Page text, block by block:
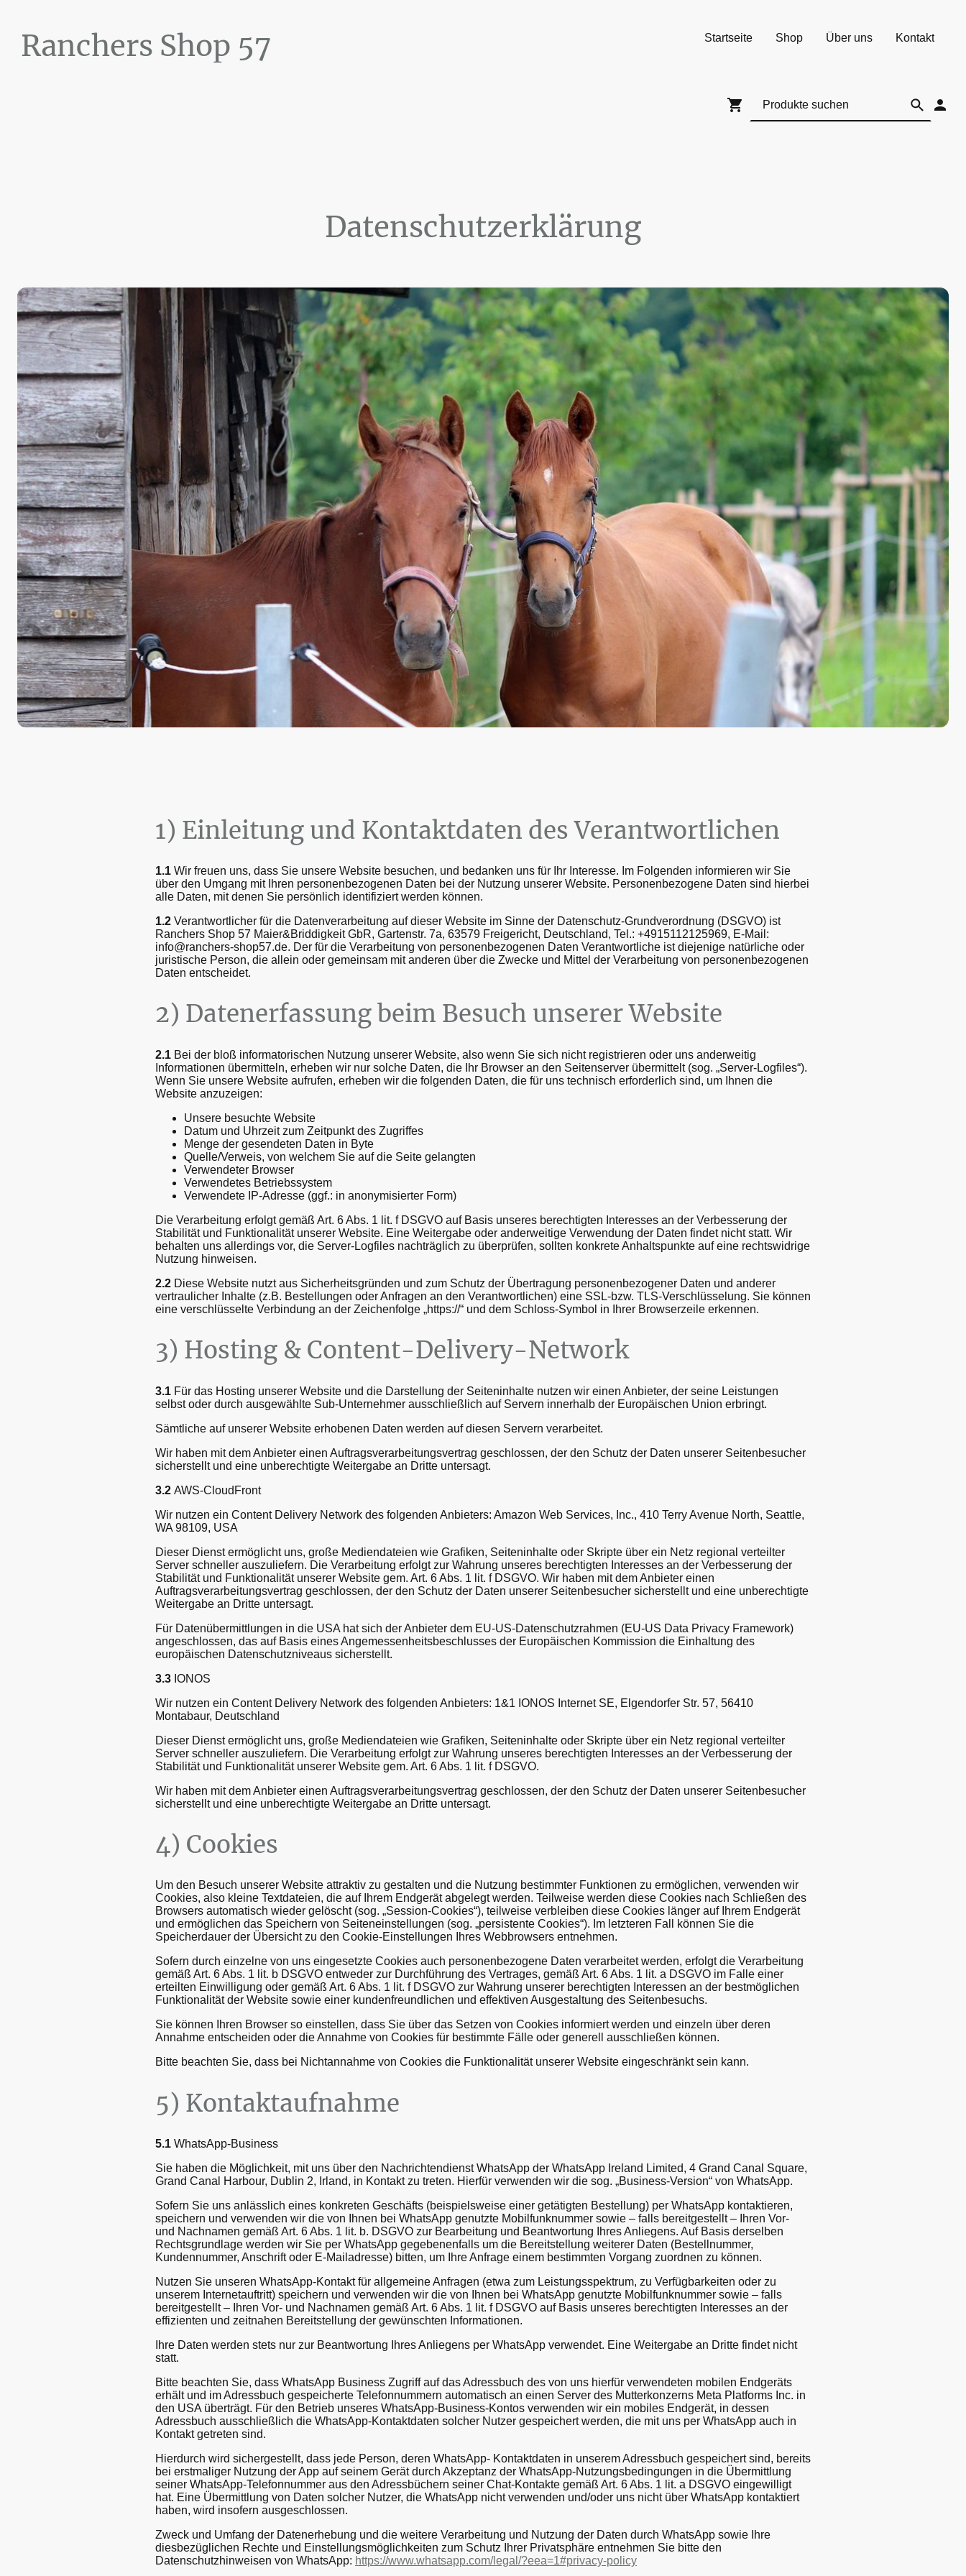
Ranchers Shop 57
Startseite Shop Über uns Kontakt
Datenschutzerklärung
1) Einleitung und Kontaktdaten des Verantwortlichen
1.1 Wir freuen uns, dass Sie unsere Website besuchen, und bedanken uns für Ihr Interesse. Im Folgenden informieren wir Sie
über den Umgang mit Ihren personenbezogenen Daten bei der Nutzung unserer Website. Personenbezogene Daten sind hierbei
alle Daten, mit denen Sie persönlich identifiziert werden können.
1.2 Verantwortlicher für die Datenverarbeitung auf dieser Website im Sinne der Datenschutz-Grundverordnung (DSGVO) ist
Ranchers Shop 57 Maier&Briddigkeit GbR, Gartenstr. 7a, 63579 Freigericht, Deutschland, Tel.: +4915112125969, E-Mail:
info@ranchers-shop57.de. Der für die Verarbeitung von personenbezogenen Daten Verantwortliche ist diejenige natürliche oder
juristische Person, die allein oder gemeinsam mit anderen über die Zwecke und Mittel der Verarbeitung von personenbezogenen
Daten entscheidet.
2) Datenerfassung beim Besuch unserer Website
2.1 Bei der bloß informatorischen Nutzung unserer Website, also wenn Sie sich nicht registrieren oder uns anderweitig
Informationen übermitteln, erheben wir nur solche Daten, die Ihr Browser an den Seitenserver übermittelt (sog. „Server-Logfiles“).
Wenn Sie unsere Website aufrufen, erheben wir die folgenden Daten, die für uns technisch erforderlich sind, um Ihnen die
Website anzuzeigen:
Unsere besuchte Website
Datum und Uhrzeit zum Zeitpunkt des Zugriffes
Menge der gesendeten Daten in Byte
Quelle/Verweis, von welchem Sie auf die Seite gelangten
Verwendeter Browser
Verwendetes Betriebssystem
Verwendete IP-Adresse (ggf.: in anonymisierter Form)
Die Verarbeitung erfolgt gemäß Art. 6 Abs. 1 lit. f DSGVO auf Basis unseres berechtigten Interesses an der Verbesserung der
Stabilität und Funktionalität unserer Website. Eine Weitergabe oder anderweitige Verwendung der Daten findet nicht statt. Wir
behalten uns allerdings vor, die Server-Logfiles nachträglich zu überprüfen, sollten konkrete Anhaltspunkte auf eine rechtswidrige
Nutzung hinweisen.
2.2 Diese Website nutzt aus Sicherheitsgründen und zum Schutz der Übertragung personenbezogener Daten und anderer
vertraulicher Inhalte (z.B. Bestellungen oder Anfragen an den Verantwortlichen) eine SSL-bzw. TLS-Verschlüsselung. Sie können
eine verschlüsselte Verbindung an der Zeichenfolge „https://“ und dem Schloss-Symbol in Ihrer Browserzeile erkennen.
3) Hosting & Content-Delivery-Network
3.1 Für das Hosting unserer Website und die Darstellung der Seiteninhalte nutzen wir einen Anbieter, der seine Leistungen
selbst oder durch ausgewählte Sub-Unternehmer ausschließlich auf Servern innerhalb der Europäischen Union erbringt.
Sämtliche auf unserer Website erhobenen Daten werden auf diesen Servern verarbeitet.
Wir haben mit dem Anbieter einen Auftragsverarbeitungsvertrag geschlossen, der den Schutz der Daten unserer Seitenbesucher
sicherstellt und eine unberechtigte Weitergabe an Dritte untersagt.
3.2 AWS-CloudFront
Wir nutzen ein Content Delivery Network des folgenden Anbieters: Amazon Web Services, Inc., 410 Terry Avenue North, Seattle,
WA 98109, USA
Dieser Dienst ermöglicht uns, große Mediendateien wie Grafiken, Seiteninhalte oder Skripte über ein Netz regional verteilter
Server schneller auszuliefern. Die Verarbeitung erfolgt zur Wahrung unseres berechtigten Interesses an der Verbesserung der
Stabilität und Funktionalität unserer Website gem. Art. 6 Abs. 1 lit. f DSGVO. Wir haben mit dem Anbieter einen
Auftragsverarbeitungsvertrag geschlossen, der den Schutz der Daten unserer Seitenbesucher sicherstellt und eine unberechtigte
Weitergabe an Dritte untersagt.
Für Datenübermittlungen in die USA hat sich der Anbieter dem EU-US-Datenschutzrahmen (EU-US Data Privacy Framework)
angeschlossen, das auf Basis eines Angemessenheitsbeschlusses der Europäischen Kommission die Einhaltung des
europäischen Datenschutzniveaus sicherstellt.
3.3 IONOS
Wir nutzen ein Content Delivery Network des folgenden Anbieters: 1&1 IONOS Internet SE, Elgendorfer Str. 57, 56410
Montabaur, Deutschland
Dieser Dienst ermöglicht uns, große Mediendateien wie Grafiken, Seiteninhalte oder Skripte über ein Netz regional verteilter
Server schneller auszuliefern. Die Verarbeitung erfolgt zur Wahrung unseres berechtigten Interesses an der Verbesserung der
Stabilität und Funktionalität unserer Website gem. Art. 6 Abs. 1 lit. f DSGVO.
Wir haben mit dem Anbieter einen Auftragsverarbeitungsvertrag geschlossen, der den Schutz der Daten unserer Seitenbesucher
sicherstellt und eine unberechtigte Weitergabe an Dritte untersagt.
4) Cookies
Um den Besuch unserer Website attraktiv zu gestalten und die Nutzung bestimmter Funktionen zu ermöglichen, verwenden wir
Cookies, also kleine Textdateien, die auf Ihrem Endgerät abgelegt werden. Teilweise werden diese Cookies nach Schließen des
Browsers automatisch wieder gelöscht (sog. „Session-Cookies“), teilweise verbleiben diese Cookies länger auf Ihrem Endgerät
und ermöglichen das Speichern von Seiteneinstellungen (sog. „persistente Cookies“). Im letzteren Fall können Sie die
Speicherdauer der Übersicht zu den Cookie-Einstellungen Ihres Webbrowsers entnehmen.
Sofern durch einzelne von uns eingesetzte Cookies auch personenbezogene Daten verarbeitet werden, erfolgt die Verarbeitung
gemäß Art. 6 Abs. 1 lit. b DSGVO entweder zur Durchführung des Vertrages, gemäß Art. 6 Abs. 1 lit. a DSGVO im Falle einer
erteilten Einwilligung oder gemäß Art. 6 Abs. 1 lit. f DSGVO zur Wahrung unserer berechtigten Interessen an der bestmöglichen
Funktionalität der Website sowie einer kundenfreundlichen und effektiven Ausgestaltung des Seitenbesuchs.
Sie können Ihren Browser so einstellen, dass Sie über das Setzen von Cookies informiert werden und einzeln über deren
Annahme entscheiden oder die Annahme von Cookies für bestimmte Fälle oder generell ausschließen können.
Bitte beachten Sie, dass bei Nichtannahme von Cookies die Funktionalität unserer Website eingeschränkt sein kann.
5) Kontaktaufnahme
5.1 WhatsApp-Business
Sie haben die Möglichkeit, mit uns über den Nachrichtendienst WhatsApp der WhatsApp Ireland Limited, 4 Grand Canal Square,
Grand Canal Harbour, Dublin 2, Irland, in Kontakt zu treten. Hierfür verwenden wir die sog. „Business-Version“ von WhatsApp.
Sofern Sie uns anlässlich eines konkreten Geschäfts (beispielsweise einer getätigten Bestellung) per WhatsApp kontaktieren,
speichern und verwenden wir die von Ihnen bei WhatsApp genutzte Mobilfunknummer sowie – falls bereitgestellt – Ihren Vor-
und Nachnamen gemäß Art. 6 Abs. 1 lit. b. DSGVO zur Bearbeitung und Beantwortung Ihres Anliegens. Auf Basis derselben
Rechtsgrundlage werden wir Sie per WhatsApp gegebenenfalls um die Bereitstellung weiterer Daten (Bestellnummer,
Kundennummer, Anschrift oder E-Mailadresse) bitten, um Ihre Anfrage einem bestimmten Vorgang zuordnen zu können.
Nutzen Sie unseren WhatsApp-Kontakt für allgemeine Anfragen (etwa zum Leistungsspektrum, zu Verfügbarkeiten oder zu
unserem Internetauftritt) speichern und verwenden wir die von Ihnen bei WhatsApp genutzte Mobilfunknummer sowie – falls
bereitgestellt – Ihren Vor- und Nachnamen gemäß Art. 6 Abs. 1 lit. f DSGVO auf Basis unseres berechtigten Interesses an der
effizienten und zeitnahen Bereitstellung der gewünschten Informationen.
Ihre Daten werden stets nur zur Beantwortung Ihres Anliegens per WhatsApp verwendet. Eine Weitergabe an Dritte findet nicht
statt.
Bitte beachten Sie, dass WhatsApp Business Zugriff auf das Adressbuch des von uns hierfür verwendeten mobilen Endgeräts
erhält und im Adressbuch gespeicherte Telefonnummern automatisch an einen Server des Mutterkonzerns Meta Platforms Inc. in
den USA überträgt. Für den Betrieb unseres WhatsApp-Business-Kontos verwenden wir ein mobiles Endgerät, in dessen
Adressbuch ausschließlich die WhatsApp-Kontaktdaten solcher Nutzer gespeichert werden, die mit uns per WhatsApp auch in
Kontakt getreten sind.
Hierdurch wird sichergestellt, dass jede Person, deren WhatsApp- Kontaktdaten in unserem Adressbuch gespeichert sind, bereits
bei erstmaliger Nutzung der App auf seinem Gerät durch Akzeptanz der WhatsApp-Nutzungsbedingungen in die Übermittlung
seiner WhatsApp-Telefonnummer aus den Adressbüchern seiner Chat-Kontakte gemäß Art. 6 Abs. 1 lit. a DSGVO eingewilligt
hat. Eine Übermittlung von Daten solcher Nutzer, die WhatsApp nicht verwenden und/oder uns nicht über WhatsApp kontaktiert
haben, wird insofern ausgeschlossen.
Zweck und Umfang der Datenerhebung und die weitere Verarbeitung und Nutzung der Daten durch WhatsApp sowie Ihre
diesbezüglichen Rechte und Einstellungsmöglichkeiten zum Schutz Ihrer Privatsphäre entnehmen Sie bitte den
Datenschutzhinweisen von WhatsApp: https://www.whatsapp.com/legal /?eea=1#privacy-policy